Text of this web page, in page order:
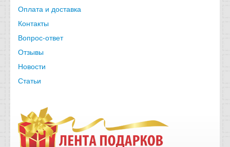
Оплата и доставка
Контакты
Вопрос-ответ
Отзывы
Новости
Статьи